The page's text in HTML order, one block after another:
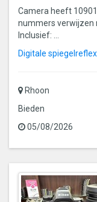
Camera heeft
nummers verwijzen
Inclusief: ...
Digitale
Rhoon
Bieden
05/08/2026